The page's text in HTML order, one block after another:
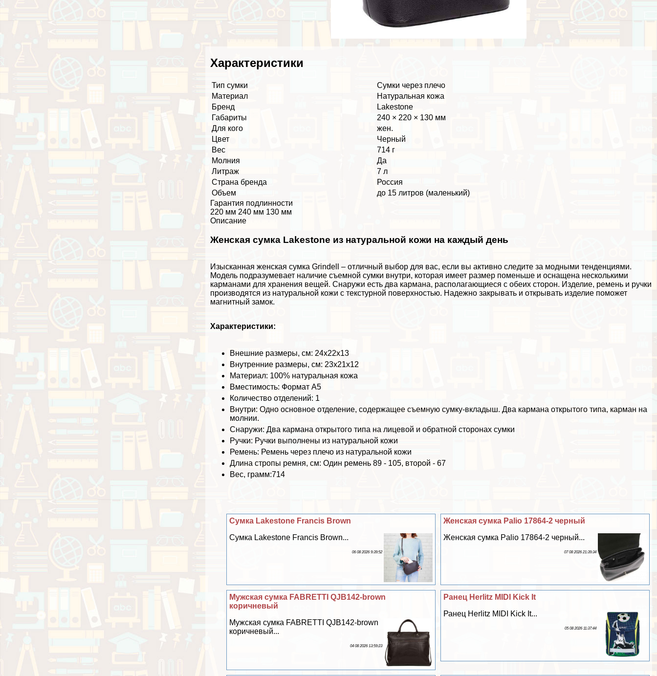
Хаpaктеристики
Тип сумки
Сумки через плечо
Материал
Натуральная кожа
Бренд
Lakestone
Габариты
240 × 220 × 130 мм
Для кого
жен.
Цвет
Черный
Вес
714 г
Молния
Да
Литраж
7 л
Страна бренда
Россия
Объем
до 15 литров (маленький)
Гарантия подлинности
220 мм 240 мм 130 мм
Описание
Женская сумка Lakestone из натуральной кожи на каждый день
Изысканная женская сумка Grindell – отличный выбор для вас, если вы активно следите за модными тенденциями.
Модель подразумевает наличие съемной сумки внутри, которая имеет размер поменьше и оснащена несколькими
карманами для хранения вещей. Снаружи есть два кармана, располагающиеся с обеих сторон. Изделие, ремень и ручки
производятся из натуральной кожи с текстурной поверхностью. Надежно закрывать и открывать изделие поможет
магнитный замок.
Хаpaктеристики:
Внешние размеры, см: 24х22х13
Внутренние размеры, см: 23х21х12
Материал: 100% натуральная кожа
Вместимость: Формат А5
Количество отделений: 1
Внутри: Одно основное отделение, содержащее съемную сумку-вкладыш. Два кармана открытого типа, карман на
молнии.
Снаружи: Два кармана открытого типа на лицевой и обратной сторонах сумки
Ручки: Ручки выполнены из натуральной кожи
Ремень: Ремень через плечо из натуральной кожи
Длина стропы ремня, см: Один ремень 89 - 105, второй - 67
Вес, грамм:714
Женская сумка Palio 17864-2 черный
Женская сумка Palio 17864-2 черный...
07 08 2026 21:39:34
Сумка Lakestone Francis Brown
Сумка Lakestone Francis Brown...
06 08 2026 9:39:52
Ранец Herlitz MIDI Kick It
Ранец Herlitz MIDI Kick It...
05 08 2026 11:37:44
Мужская сумка FABRETTI QJB142-brown
коричневый
Мужская сумка FABRETTI QJB142-brown
коричневый...
04 08 2026 13:59:23